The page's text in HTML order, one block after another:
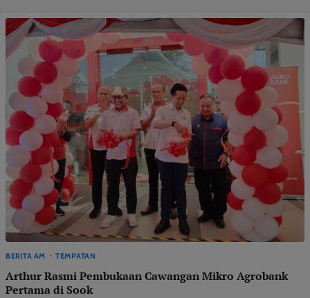
BERITA AM TEMPATAN
Arthur Rasmi Pembukaan Cawangan Mikro Agrobank
Pertama di Sook